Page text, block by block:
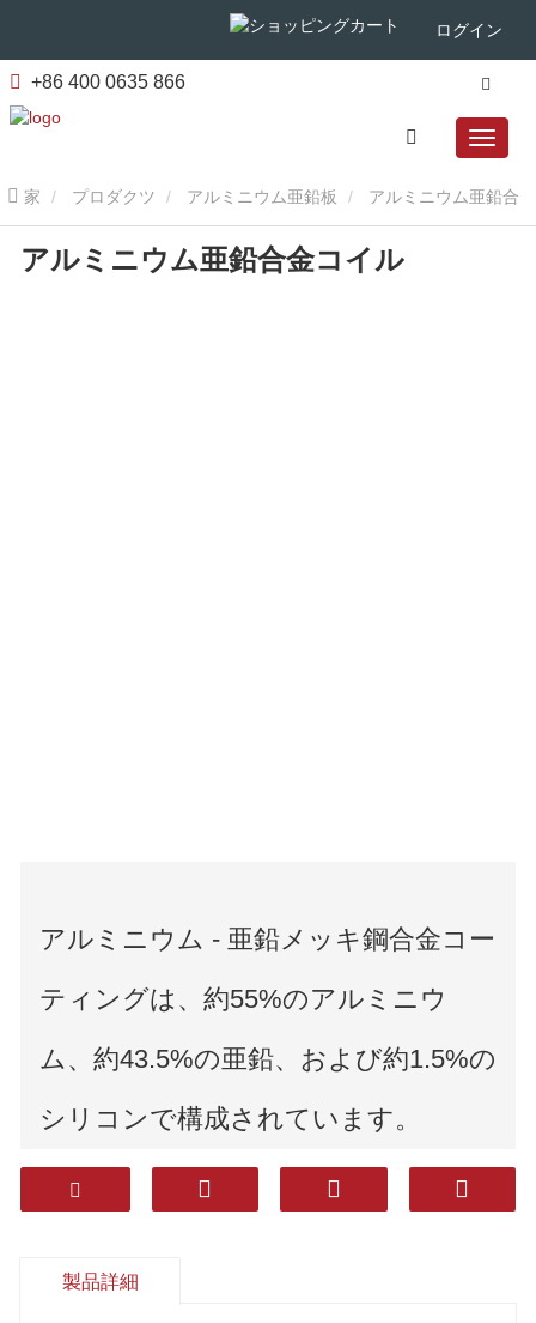
ログイン
+86 400 0635 866
家 プロダクツ アルミニウム亜鉛板
金コイル
アルミニウム亜鉛合金コイル
アルミニウム - 亜鉛メッキ鋼合金コー
ティングは、約55%のアルミニウ
ム、約43.5%の亜鉛、および約1.5%の
シリコンで構成されています。
それはより優れた耐食性、耐熱性、熱
アルミニウムメッキ亜鉛板の表面に
製品詳細